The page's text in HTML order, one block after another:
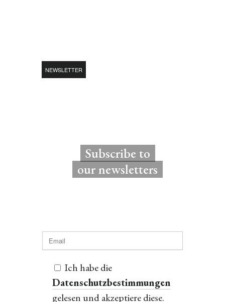
NEWSLETTER
Subscribe to
our newsletters
Ich habe die
Datenschutzbestimmungen
gelesen und akzeptiere diese.